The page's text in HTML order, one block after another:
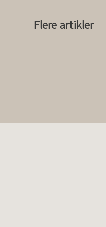
Flere artikler